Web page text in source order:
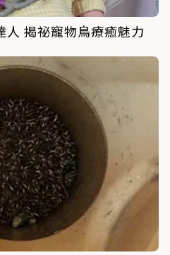
揭祕寵物鳥療癒魅力